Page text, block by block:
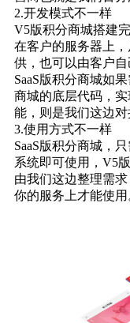
2.开发模式不一样
V5版积分商城搭建
在客户的服务器上
供，也可以由客户自
SaaS版积分商城如
商城的底层代码，
能，则是我们这边对
3.使用方式不一样
SaaS版积分商城，
系统即可使用，V5
由我们这边整理需
你的服务上才能使用